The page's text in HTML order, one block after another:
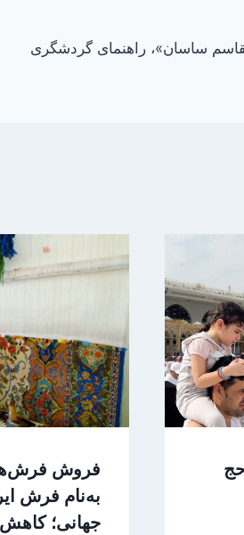
ساسان»، راهنمای گردشگری
فروش
به‌نام فرش